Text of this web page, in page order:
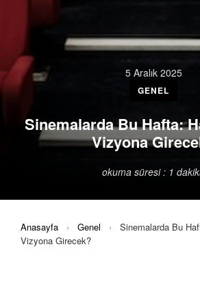
5 Aralık 2025
GENEL
Sinemalarda Bu Hafta:
Vizyona
okuma süresi : 1
Anasayfa › Genel ›
Sinemalarda Bu
Vizyona Girecek?